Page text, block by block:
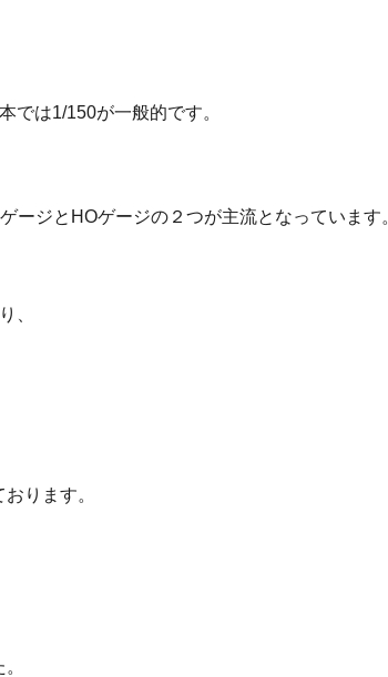
では1/150が一般的です。
ージとHOゲージの２つが主流となっています
、
ります。